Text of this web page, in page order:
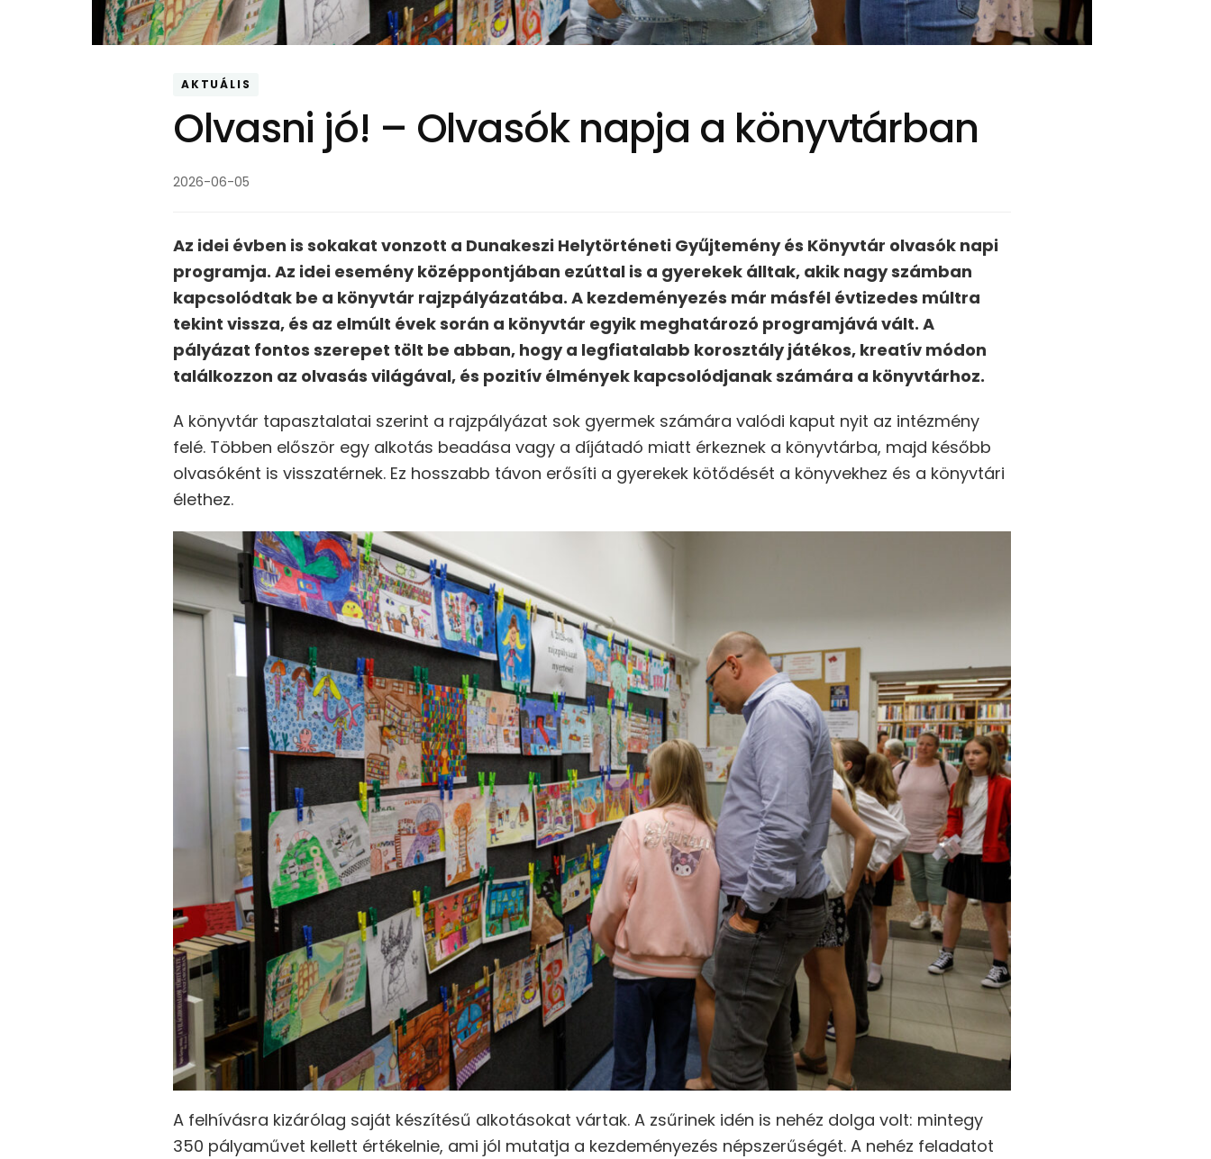
AKTUÁLIS
Olvasni jó! – Olvasók napja a könyvtárban
2026-06-05
Az idei évben is sokakat vonzott a Dunakeszi Helytörténeti Gyűjtemény és Könyvtár olvasók napi
programja. Az idei esemény középpontjában ezúttal is a gyerekek álltak, akik nagy számban
kapcsolódtak be a könyvtár rajzpályázatába. A kezdeményezés már másfél évtizedes múltra
tekint vissza, és az elmúlt évek során a könyvtár egyik meghatározó programjává vált. A
pályázat fontos szerepet tölt be abban, hogy a legfiatalabb korosztály játékos, kreatív módon
találkozzon az olvasás világával, és pozitív élmények kapcsolódjanak számára a könyvtárhoz.
A könyvtár tapasztalatai szerint a rajzpályázat sok gyermek számára valódi kaput nyit az intézmény
felé. Többen először egy alkotás beadása vagy a díjátadó miatt érkeznek a könyvtárba, majd később
olvasóként is visszatérnek. Ez hosszabb távon erősíti a gyerekek kötődését a könyvekhez és a könyvtári
élethez.
A felhívásra kizárólag saját készítésű alkotásokat vártak. A zsűrinek idén is nehéz dolga volt: mintegy
350 pályaművet kellett értékelnie, ami jól mutatja a kezdeményezés népszerűségét. A nehéz feladatot